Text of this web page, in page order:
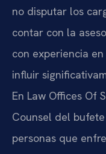
no disputar los
contar con la
con experiencia
influir
En Law Offices Of
Counsel del
personas que